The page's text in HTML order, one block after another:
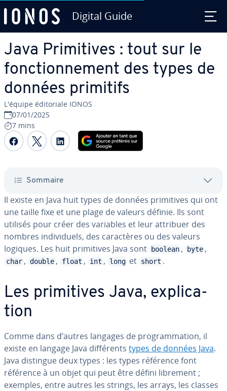
Digital Guide
Java Pri­mi­tives : tout sur le
fonc­tion­ne­ment des types de
données primitifs
L'équipe édi­to­riale IONOS
07/01/2025
7 mins
Partager sur Facebook
Partager sur Twitter
Partager sur LinkedIn
Sommaire
Il existe en Java huit types de données pri­mi­tives qui ont
une taille fixe et une plage de valeurs définie. Ils sont
utilisés pour créer des variables et leur attribuer des
nombres in­di­vi­duels, des ca­rac­tères ou des valeurs
logiques. Les huit pri­mi­tives Java sont
boolean , byte ,
char , double , float , int , long et short .
Les pri­mi­tives Java, ex­pli­ca­
tion
Comme dans d’autres langages de pro­gram­ma­tion, il
existe en langage Java dif­fé­rents types de données Java.
Java distingue deux types : les types référence font
référence à un objet qui peut être défini librement ;
exemples, entre autres les strings, les arrays, les classes